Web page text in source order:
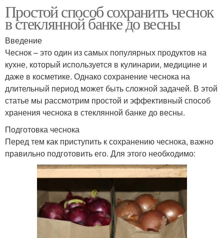
Простой способ сохранить чеснок
в стеклянной банке до весны
Введение
Чеснок – это один из самых популярных продуктов на
кухне, который используется в кулинарии, медицине и
даже в косметике. Однако сохранение чеснока на
длительный период может быть сложной задачей. В этой
статье мы рассмотрим простой и эффективный способ
хранения чеснока в стеклянной банке до весны.
Подготовка чеснока
Перед тем как приступить к сохранению чеснока, важно
правильно подготовить его. Для этого необходимо: